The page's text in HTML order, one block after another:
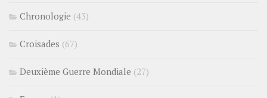
Chronologie (43)
Croisades (67)
Deuxième Guerre Mondiale (27)